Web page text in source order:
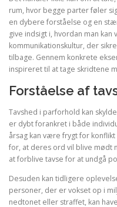
rum, hvor begge parter føler
en dybere forståelse og en
give indsigt i, hvordan man
kommunikationskultur, der
tilbage. Gennem konkrete
inspireret til at tage skridtene
Forståelse af
Tavshed i parforhold kan
er dybt forankret i både
årsag kan være frygt for
for, at deres ord vil blive mødt
at forblive tavse for at undgå
Desuden kan tidligere
personer, der er vokset op i
nedtonet eller straffet, kan